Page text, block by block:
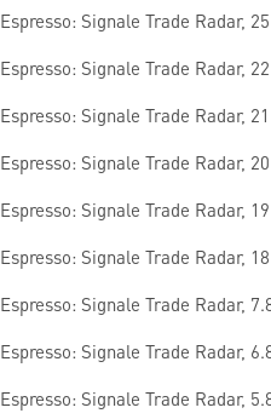
Espresso: Signale Trade Radar,
Espresso: Signale Trade Radar,
Espresso: Signale Trade Radar,
Espresso: Signale Trade Radar,
Espresso: Signale Trade Radar,
Espresso: Signale Trade Radar,
Espresso: Signale Trade Radar,
Espresso: Signale Trade Radar,
Espresso: Signale Trade Radar,